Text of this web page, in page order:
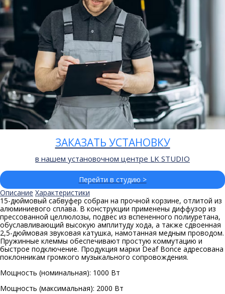
ЗАКАЗАТЬ УСТАНОВКУ
в нашем установочном центре LK STUDIO
Перейти в студию >
Описание Характеристики
15-дюймовый сабвуфер собран на прочной корзине, отлитой из
алюминиевого сплава. В конструкции применены диффузор из
прессованной целлюлозы, подвес из вспененного полиуретана,
обуславливающий высокую амплитуду хода, а также сдвоенная
2,5-дюймовая звуковая катушка, намотанная медным проводом.
Пружинные клеммы обеспечивают простую коммутацию и
быстрое подключение. Продукция марки Deaf Bonce адресована
поклонникам громкого музыкального сопровождения.
Мощность (номинальная): 1000 Вт
Мощность (максимальная): 2000 Вт